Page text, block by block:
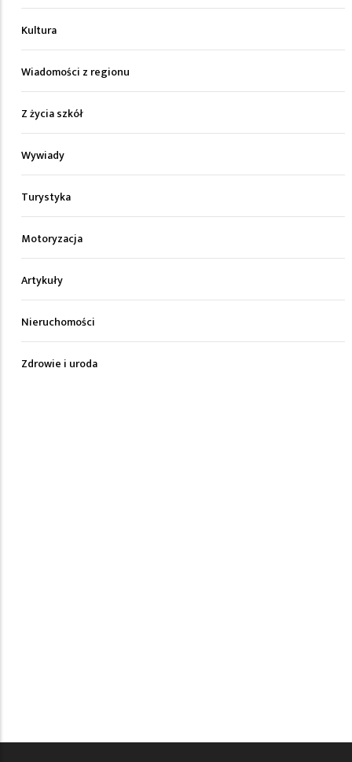
Kultura
Wiadomości z regionu
Z życia szkół
Wywiady
Turystyka
Motoryzacja
Artykuły
Nieruchomości
Zdrowie i uroda